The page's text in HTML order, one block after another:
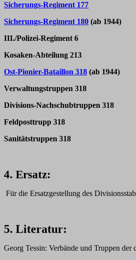
Sicherungs-Regiment 177
Sicherungs-Regiment 180 (ab 1944)
III./Polizei-Regiment 6
Kosaken-Abteilung 213
Ost-Pionier-Bataillon 318 (ab 1944)
Verwaltungstruppen 318
Divisions-Nachschubtruppen 318
Feldposttrupp 318
Sanitätstruppen 318
4. Ersatz:
Für die Ersatzgestellung des
5. Literatur:
Georg Tessin: Verbände und Truppen